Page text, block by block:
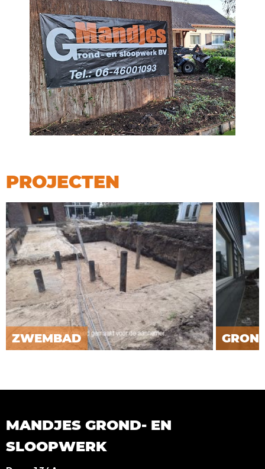
PROJECTEN
ZWEMBAD
MANDJES GROND- EN
SLOOPWERK